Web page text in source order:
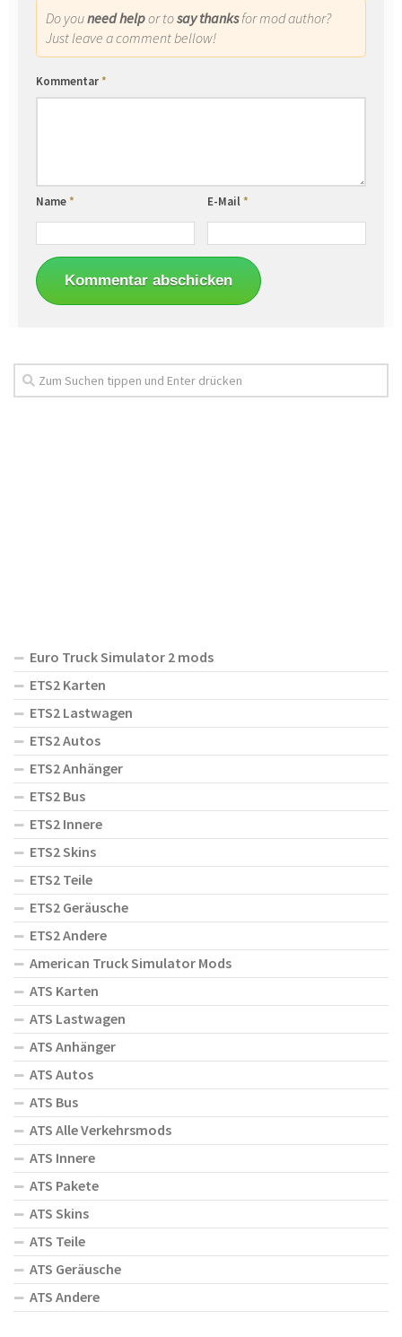
Do youneed helpor tosay thanksfor mod author?
Just leave a comment bellow!
Kommentar*
Name* E-Mail*
Euro Truck Simulator 2 mods
ETS2 Karten
ETS2 Lastwagen
ETS2 Autos
ETS2 Anhänger
ETS2 Bus
ETS2 Innere
ETS2 Skins
ETS2 Teile
ETS2 Geräusche
ETS2 Andere
American Truck Simulator Mods
ATS Karten
ATS Lastwagen
ATS Anhänger
ATS Autos
ATS Bus
ATS Alle Verkehrsmods
ATS Innere
ATS Pakete
ATS Skins
ATS Teile
ATS Geräusche
ATS Andere